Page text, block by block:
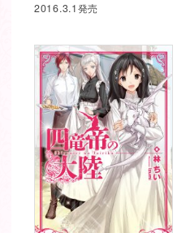
2016.3.1発売